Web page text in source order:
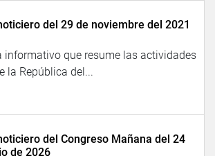
del 29 de noviembre del 2021
informativo que resume las actividades
la República del...
del Congreso Mañana del 24
de 2026